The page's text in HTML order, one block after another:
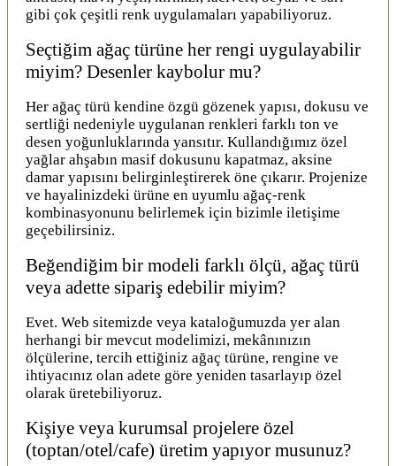
gibi çok çeşitli renk uygulamaları yapabiliyoruz.
Seçtiğim ağaç türüne her rengi uygulayabilir
miyim? Desenler kaybolur mu?
Her ağaç türü kendine özgü gözenek yapısı, dokusu ve
sertliği nedeniyle uygulanan renkleri farklı ton ve
desen yoğunluklarında yansıtır. Kullandığımız özel
yağlar ahşabın masif dokusunu kapatmaz, aksine
damar yapısını belirginleştirerek öne çıkarır. Projenize
ve hayalinizdeki ürüne en uyumlu ağaç-renk
kombinasyonunu belirlemek için bizimle iletişime
geçebilirsiniz.
Beğendiğim bir modeli farklı ölçü, ağaç türü
veya adette sipariş edebilir miyim?
Evet. Web sitemizde veya kataloğumuzda yer alan
herhangi bir mevcut modelimizi, mekânınızın
ölçülerine, tercih ettiğiniz ağaç türüne, rengine ve
ihtiyacınız olan adete göre yeniden tasarlayıp özel
olarak üretebiliyoruz.
Kişiye veya kurumsal projelere özel
(toptan/otel/cafe) üretim yapıyor musunuz?